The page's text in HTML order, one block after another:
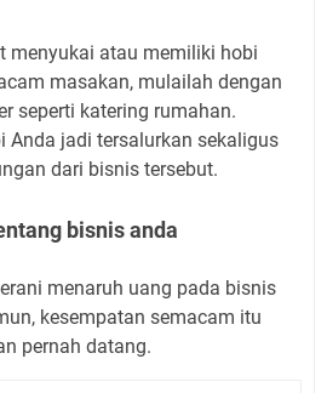
menyukai atau memiliki hobi
masakan, mulailah dengan
seperti katering rumahan.
Anda jadi tersalurkan sekaligus
dari bisnis tersebut.
bisnis anda
menaruh uang pada bisnis
kesempatan semacam itu
pernah datang.